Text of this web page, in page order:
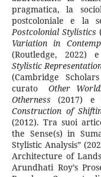
pragmatica, la
postcoloniale e la
Postcolonial Stylistics
Variation in
(Routledge, 2022)
Stylistic
(Cambridge
curatoOther
Otherness(2017) e
Construction of
(2012). Tra suoi
the Sense(s) in
Stylistic Analysis”
Architecture of
Arundhati Roy’s